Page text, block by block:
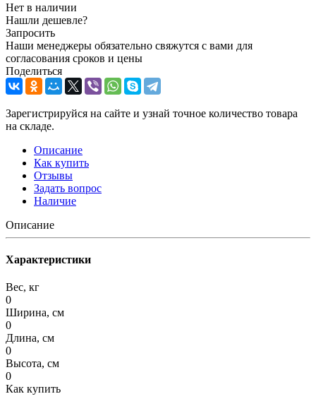
Нет в наличии
Нашли дешевле?
Запросить
Наши менеджеры обязательно свяжутся с вами для
согласования сроков и цены
Поделиться
Зарегистрируйся на сайте и узнай точное количество товара
на складе.
Описание
Как купить
Отзывы
Задать вопрос
Наличие
Описание
Характеристики
Вес, кг
0
Ширина, см
0
Длина, см
0
Высота, см
0
Как купить